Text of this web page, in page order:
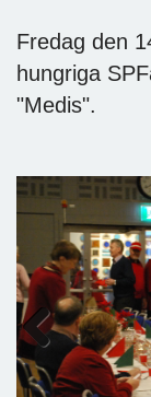
Fredag den
hungriga
"Medis".
Previous